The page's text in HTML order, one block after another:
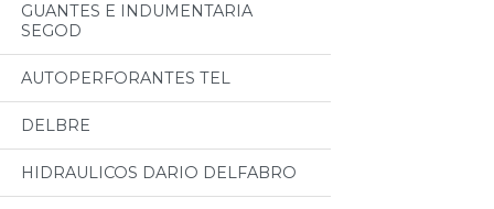
GUANTES E INDUMENTARIA
SEGOD
AUTOPERFORANTES TEL
DELBRE
HIDRAULICOS DARIO DELFABRO